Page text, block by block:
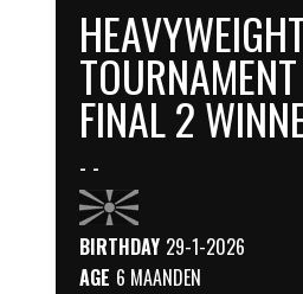
FINAL 2
- -
BIRTHDAY 29-1-2026
AGE 6 MAANDEN